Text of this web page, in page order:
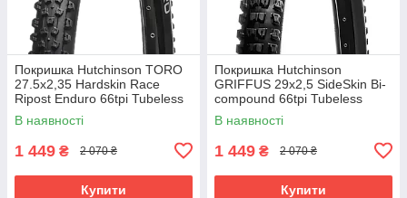
Покришка Hutchinson TORO
27.5х2,35 Hardskin Race
Ripost Enduro 66tpi Tubeless
Ready Складна Black
В наявності
1 449 ₴ 2 070 ₴
Купити
Покришка Hutchinson
GRIFFUS 29х2,5 SideSkin Bi-
compound 66tpi Tubeless
Ready Складна Black
В наявності
1 449 ₴ 2 070 ₴
Купити